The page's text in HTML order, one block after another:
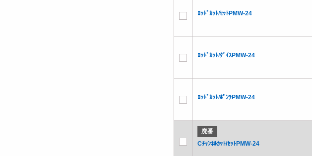
ﾛｯﾄﾞｶｯﾄ/ｾｯﾄPMW-24
ﾛｯﾄﾞｶｯﾄ/ﾀﾞｲｽPMW-24
ﾛｯﾄﾞｶｯﾄ/ﾎﾟﾝﾁPMW-24
廃番
Cﾁｬﾝﾈﾙｶｯﾄ/ｾｯﾄPMW-24